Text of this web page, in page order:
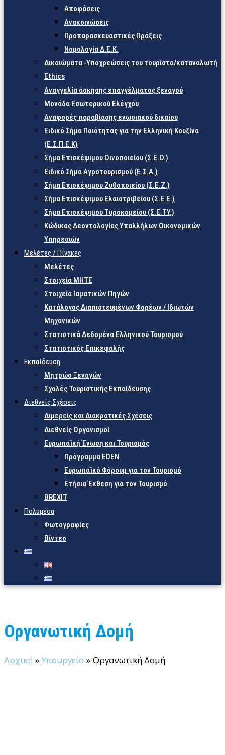
Αποφάσεις
Ανακοινώσεις
Προπαρασκευαστικές Πράξεις
Νομολογία Δ.Ε.Κ.
Δικαιώματα -Υποχρεώσεις του τουρίστα/καταναλωτή
Ethics
Αναγγελία άσκησης επαγγέλματος ξεναγού
Μονάδα Εσωτερικού Ελέγχου
Αναφορές παραβίασης ενωσιακού δικαίου
Ειδικό Σήμα Ποιότητας για την Ελληνική Κουζίνα
(Ε.Σ.Π.Ε.Κ)
Σήμα Επισκέψιμου Οινοποιείου (Σ.Ε.Ο.)
Ειδικό Σήμα Αγροτουρισμού (Ε.Σ.Α.)
Σήμα Επισκέψιμου Ζυθοποιείου (Σ.Ε.Ζ.)
Σήμα Επισκέψιμου Ελαιοτριβείου (Σ.Ε.Ε.)
Σήμα Επισκέψιμου Τυροκομείου (Σ.Ε.TY.)
Κώδικας Δεοντολογίας Υπαλλήλων Οικονομικών
Υπηρεσιών
Μελέτες / Πίνακες
Μελέτες
Στοιχεία ΜΗΤΕ
Στοιχεία Ιαματικών Πηγών
Κατάλογος Διαπιστευμένων Φορέων / Ιδιωτών
Μηχανικών
Στατιστικά Δεδομένα Ελληνικού Τουρισμού
Στατιστικός Επικεφαλής
Εκπαίδευση
Μητρώο Ξεναγών
Σχολές Τουριστικής Εκπαίδευσης
Διεθνείς Σχέσεις
Διμερείς και Διακρατικές Σχέσεις
Διεθνείς Οργανισμοί
Ευρωπαϊκή Ένωση και Τουρισμός
Πρόγραμμα EDEN
Ευρωπαϊκό Φόρουμ για τον Τουρισμό
Ετήσια Έκθεση για τον Τουρισμό
BREXIT
Πολυμέσα
Φωτογραφίες
Βίντεο
Οργανωτική Δομή
Αρχική Υπουργείο Οργανωτική Δομή